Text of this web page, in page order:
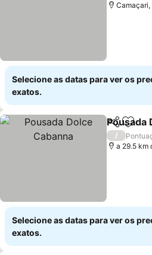
Camaçari,
Selecione as datas para ver os
exatos.
Partilhar
Pousada
/
a 29.5 km
Selecione as datas para ver os
exatos.